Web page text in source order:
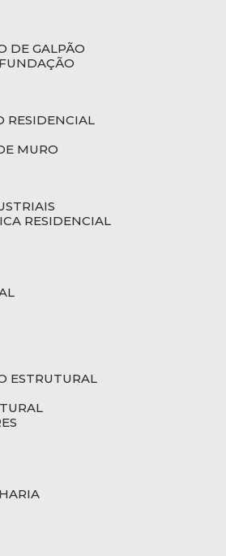
DE GALPÃO
RESIDENCIAL
MURO
RESIDENCIAL
ESTRUTURAL